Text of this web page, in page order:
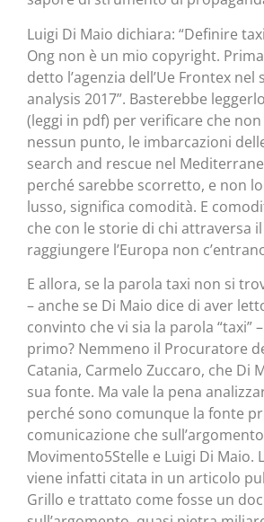
Luigi Di Maio dichiara: “Definire
Ong non è un mio copyright.
detto l’agenzia dell’Ue Frontex
analysis 2017”. Basterebbe
(leggi in pdf) per verificare che
nessun punto, le imbarcazioni
search and rescue nel
perché sarebbe scorretto, e non
lusso, significa comodità. E
che con le storie di chi attraversa
raggiungere l’Europa non
E allora, se la parola taxi non si
– anche se Di Maio dice di aver
convinto che vi sia la parola “taxi”
primo? Nemmeno il Procuratore
Catania, Carmelo Zuccaro, che Di
sua fonte. Ma vale la pena
perché sono comunque la fonte
comunicazione che
Movimento5Stelle e Luigi Di Maio.
viene infatti citata in un articolo
Grillo e trattato come fosse un